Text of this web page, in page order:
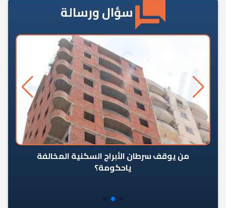
سؤال ورسالة
من يوقف سرطان الأبراج السكنية المخالفة
ياحكومة؟